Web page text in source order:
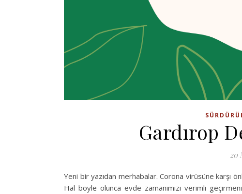
Gardırop
20
Yeni bir yazıdan merhabalar. Corona virüsüne karşı
Hal böyle olunca evde zamanımızı verimli